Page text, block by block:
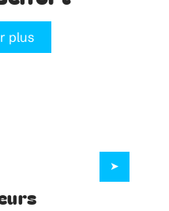
plus